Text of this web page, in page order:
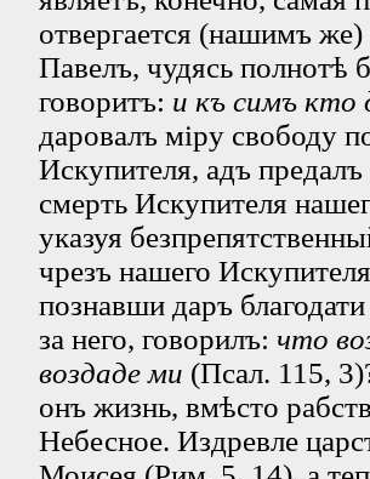
отвергается (нашимъ
Павелъ, чудясь полнотѣ
говоритъ: и къ симъ кто
даровалъ міру свободу
Искупителя, адъ
смерть Искупителя
указуя
чрезъ нашего
познавши даръ
за него, говорилъ: что
воздаде ми (Псал. 115,
онъ жизнь, вмѣсто
Небесное. Издревле